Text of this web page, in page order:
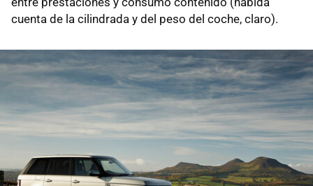
cuenta de la cilindrada y del peso del coche, claro).